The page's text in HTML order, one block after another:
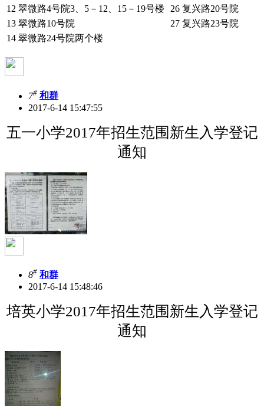
12 翠微路4号院3、5－12、15－19号楼 26 复兴路20号院
13 翠微路10号院 27 复兴路23号院
14 翠微路24号院两个楼
7# 和群
2017-6-14 15:47:55
五一小学2017年招生范围新生入学登记
通知
8# 和群
2017-6-14 15:48:46
培英小学2017年招生范围新生入学登记
通知